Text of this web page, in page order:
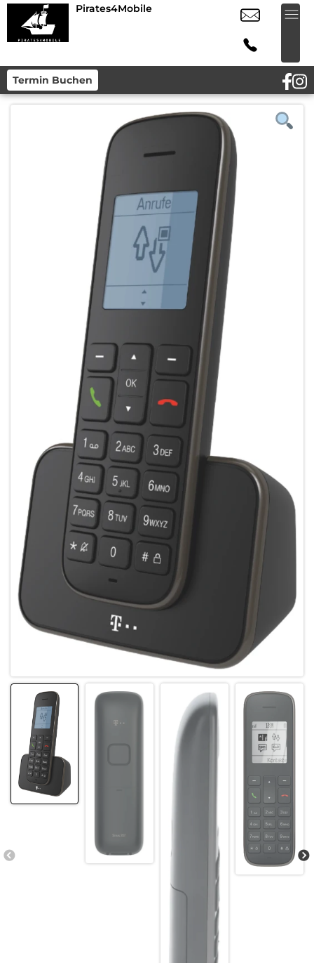
Pirates4Mobile
Termin Buchen